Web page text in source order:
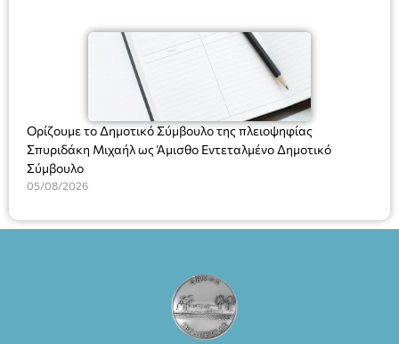
Ορίζουμε το Δημοτικό Σύμβουλο της πλειοψηφίας
Σπυριδάκη Μιχαήλ ως Άμισθο Εντεταλμένο Δημοτικό
Σύμβουλο
05/08/2026